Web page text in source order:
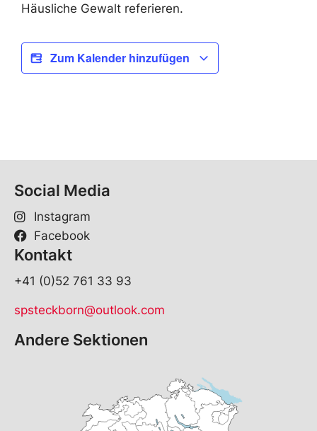
Häusliche Gewalt referieren.
Zum Kalender hinzufügen
Social Media
Instagram
Facebook
Kontakt
+41 (0)52 761 33 93
spsteckborn@outlook.com
Andere Sektionen